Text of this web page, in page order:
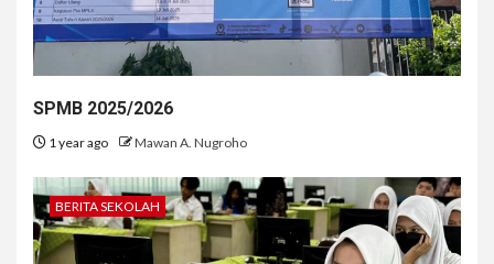
SPMB 2025/2026
1 year ago Mawan A. Nugroho
BERITA SEKOLAH